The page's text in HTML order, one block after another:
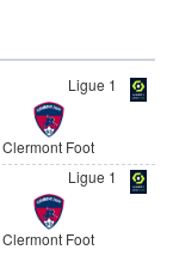
Ligue 1
Clermont Foot
Ligue 1
Clermont Foot